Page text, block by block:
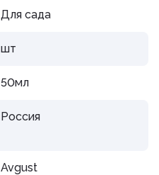
Для сада
шт
50мл
Россия
Avgust